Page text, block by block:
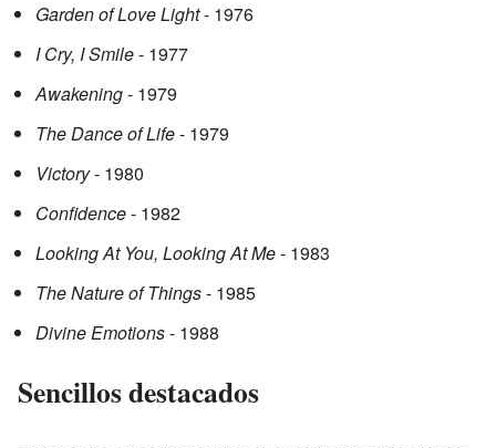
Garden of Love Light- 1976
I Cry, I Smile- 1977
Awakening- 1979
The Dance of Life- 1979
Victory- 1980
Confidence- 1982
Looking At You, Looking At Me- 1983
The Nature of Things- 1985
Divine Emotions- 1988
Sencillos destacados